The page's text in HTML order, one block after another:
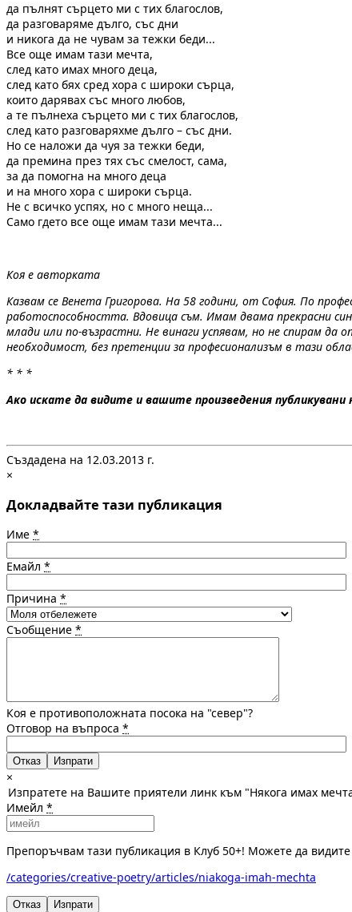
да пълнят сърцето ми с тих благослов,
да разговаряме дълго, със дни
и никога да не чувам за тежки беди...
Все още имам тази мечта,
след като имах много деца,
след като бях сред хора с широки сърца,
които дарявах със много любов,
а те пълнеха сърцето ми с тих благослов,
след като разговаряхме дълго – със дни.
Но се наложи да чуя за тежки беди,
да премина през тях със смелост, сама,
за да помогна на много деца
и на много хора с широки сърца.
Не с всичко успях, но с много неща...
Само гдето все още имам тази мечта...
Коя е авторката
Казвам се Венета Григорова. На 58 години, от София. По
работоспособността. Вдовица съм. Имам двама прекрасни
млади или по-възрастни. Не винаги успявам, но не спирам да
необходимост, без претенции за професионализъм в тази
* * *
Ако искате да видите и вашите произведения
Създадена на 12.03.2013 г.
×
Докладвайте тази публикация
Име *
Емайл *
Причина *
Съобщение *
Коя е противоположната посока на "север"?
Отговор на въпроса *
Отказ
×
Изпратете на Вашите приятели линк към "Някога имах
Имейл *
Препоръчвам тази публикация в Клуб 50+! Можете да
/categories/creative-poetry/articles/niakoga-imah-mechta
Отказ Изпрати